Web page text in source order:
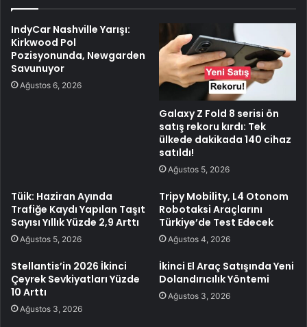
IndyCar Nashville Yarışı:
Kirkwood Pol
Pozisyonunda, Newgarden
Savunuyor
Ağustos 6, 2026
Galaxy Z Fold 8 serisi ön
satış rekoru kırdı: Tek
ülkede dakikada 140 cihaz
satıldı!
Ağustos 5, 2026
Tüik: Haziran Ayında
Trafiğe Kaydı Yapılan Taşıt
Sayısı Yıllık Yüzde 2,9 Arttı
Ağustos 5, 2026
Tripy Mobility, L4 Otonom
Robotaksi Araçlarını
Türkiye’de Test Edecek
Ağustos 4, 2026
Stellantis’in 2026 İkinci
Çeyrek Sevkiyatları Yüzde
10 Arttı
Ağustos 3, 2026
İkinci El Araç Satışında Yeni
Dolandırıcılık Yöntemi
Ağustos 3, 2026